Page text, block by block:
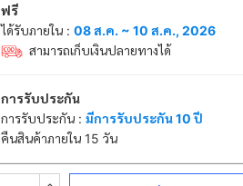
ฟรี
ได้รับภายใน :08 ส.ค. ~ 10 ส.ค., 2026
สามารถเก็บเงินปลายทางได้
การรับประกัน
การรับประกัน :มีการรับประกัน 10 ปี
คืนสินค้าภายใน 15 วัน